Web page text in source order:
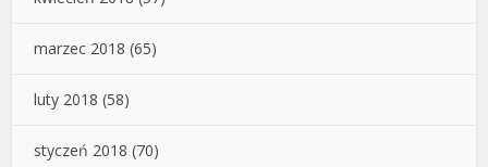
marzec 2018 (65)
luty 2018 (58)
styczeń 2018 (70)